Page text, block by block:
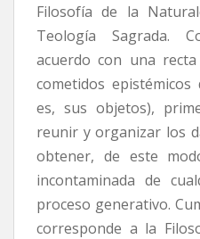
Filosofía de la
Teología Sagrada.
acuerdo con una
cometidos
es, sus objetos),
reunir y organizar los
obtener, de este
incontaminada de
proceso generativo.
corresponde a la